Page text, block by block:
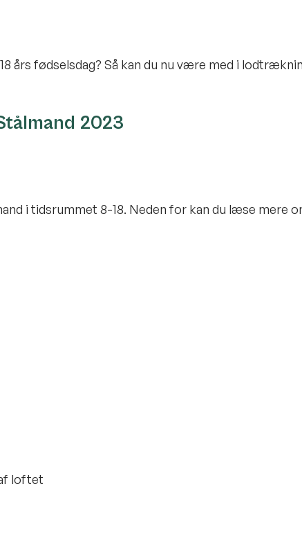
års fødselsdag? Så kan du nu være med i
2023
i tidsrummet 8-18. Neden for kan du læse mere
loftet